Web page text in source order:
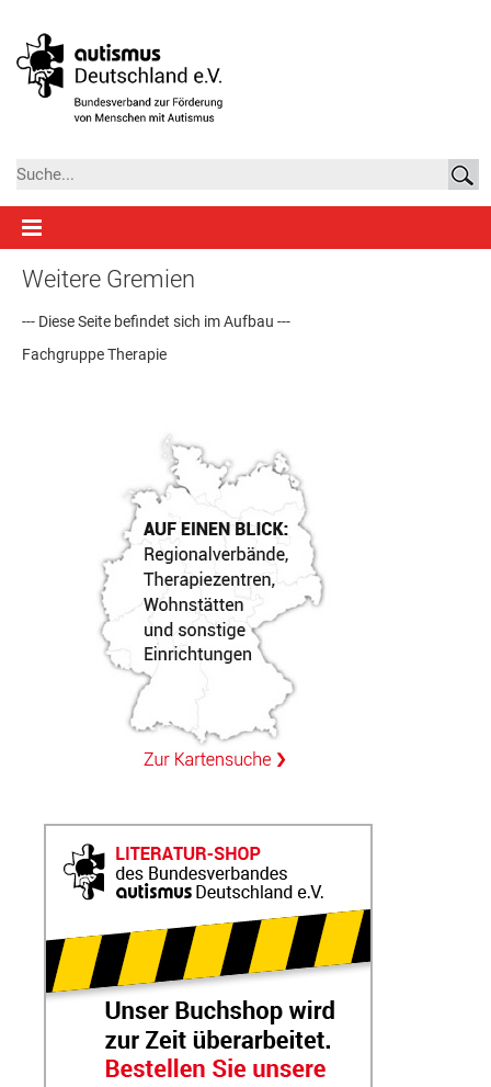
Weitere Gremien
--- Diese Seite befindet sich im Aufbau ---
Fachgruppe Therapie